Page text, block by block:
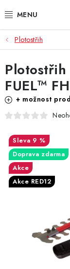
na
ZAHRADA, LES
DÍLNA, STAVBA
MILWAUKEE
PROFI STROJE
PRODEJNY
JAK NAKUPOVAT
Plotostřih
FUEL™
+ možnost
9 %
Doprava zdarma
Akce
Akce RED12